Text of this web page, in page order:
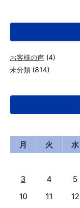
お客様の声 (4)
未分類 (814)
月
火 水
3
4 5
10
11 12